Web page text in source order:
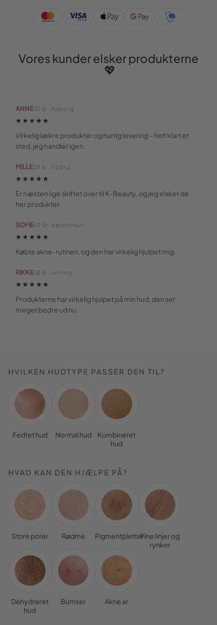
Vores kunder elsker produkterne
💖
ANNE35 år · Aalborg
★★★★★
Virkelig lækre produkter og hurtig levering – helt klart et
sted, jeg handler igen.
MILLE28 år · Viborg
★★★★★
Er næsten lige skiftet over til K-Beauty, og jeg elsker de
her produkter.
SOFIE42 år · København
★★★★★
Købte akne-rutinen, og den har virkelig hjulpet mig.
RIKKE38 år · Lemvig
★★★★★
Produkterne har virkelig hjulpet på min hud, den ser
meget bedre ud nu.
HVILKEN HUDTYPE PASSER DEN TIL?
Fedtet hud Normal hud
Kombineret
hud
HVAD KAN DEN HJÆLPE PÅ?
Store porer Rødme PigmentpletterFine linjer og
rynker
Dehydreret
hud
Bumser Akne ar